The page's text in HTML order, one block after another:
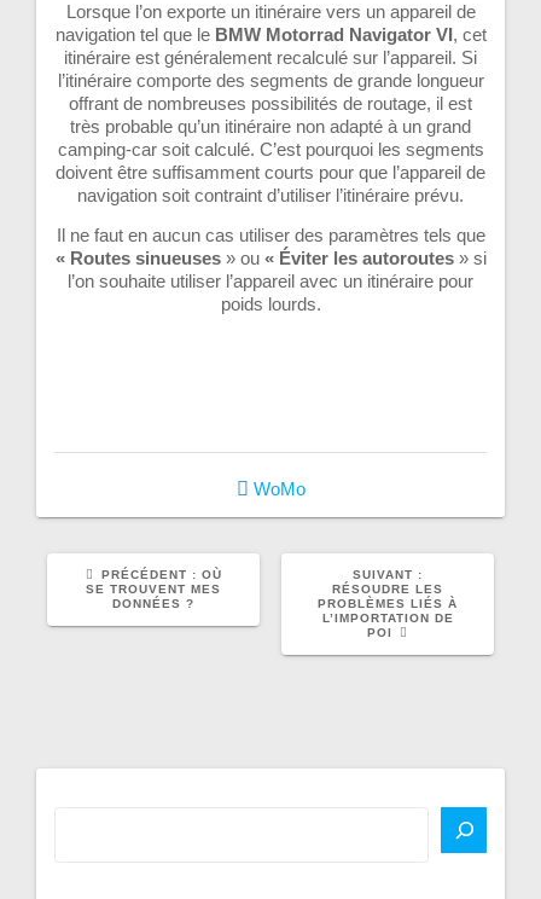
Lorsque l’on exporte un itinéraire vers un appareil de
navigation tel que le BMW Motorrad Navigator VI , cet
itinéraire est généralement recalculé sur l’appareil. Si
l’itinéraire comporte des segments de grande longueur
offrant de nombreuses possibilités de routage, il est
très probable qu’un itinéraire non adapté à un grand
camping-car soit calculé. C’est pourquoi les segments
doivent être suffisamment courts pour que l’appareil de
navigation soit contraint d’utiliser l’itinéraire prévu.
Il ne faut en aucun cas utiliser des paramètres tels que
« Routes sinueuses» ou « Éviter les autoroutes» si
l’on souhaite utiliser l’appareil avec un itinéraire pour
poids lourds.
WoMo
PRÉCÉDENT : ARTICLE
PRÉCÉDENT
OÙ
SE TROUVENT MES
DONNÉES ?
SUIVANT :
SUIVANT
:
RÉSOUDRE LES
PROBLÈMES LIÉS À
L’IMPORTATION DE
POI